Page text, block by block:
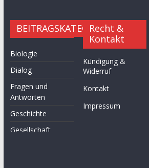
BEITRAGSKATEGORIEN
Biologie
Dialog
Fragen und
Antworten
Geschichte
Gesellschaft
Recht &
Kontakt
Kündigung &
Widerruf
Kontakt
Impressum